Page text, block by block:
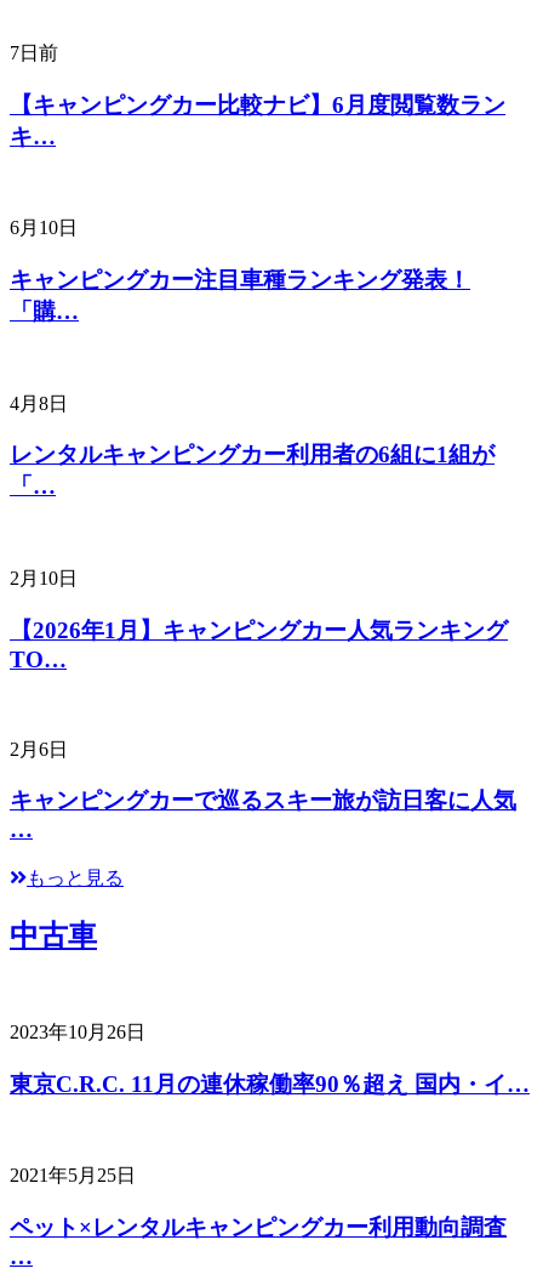
7日前
【キャンピングカー比較ナビ】6月度閲覧数ラン
キ…
6月10日
キャンピングカー注目車種ランキング発表！
「購…
4月8日
レンタルキャンピングカー利用者の6組に1組が
「…
2月10日
【2026年1月】キャンピングカー人気ランキング
TO…
2月6日
キャンピングカーで巡るスキー旅が訪日客に人気
…
もっと見る
中古車
2023年10月26日
東京C.R.C. 11月の連休稼働率90％超え 国内・イ…
2021年5月25日
ペット×レンタルキャンピングカー利用動向調査
…